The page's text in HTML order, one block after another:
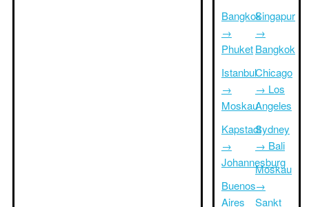
Bangkok
→
Phuket
Istanbul
→
Moskau
Kapstadt
→
Johannesburg
Buenos
Aires
Singapur
→
Bangkok
Chicago
→ Los
Angeles
Sydney
→ Bali
Moskau
→
Sankt